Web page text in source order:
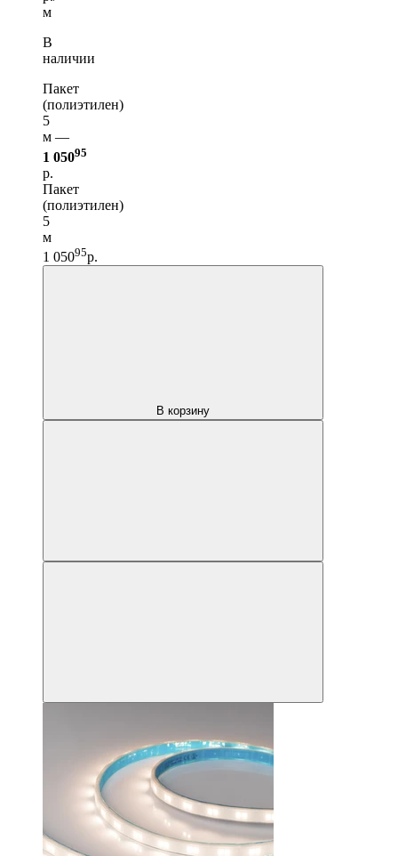
м
В
наличии
Пакет
(полиэтилен)
5
м —
1 05095
р.
Пакет
(полиэтилен)
5
м
1 05095р.
В корзину